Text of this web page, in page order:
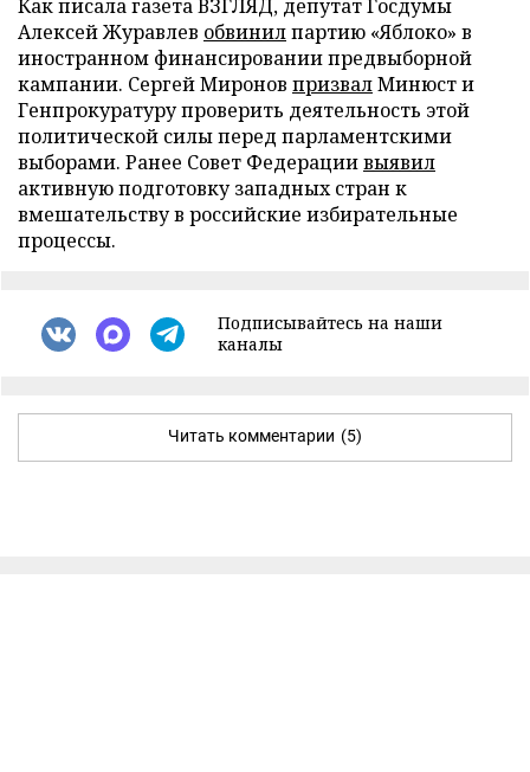
Как писала газета ВЗГЛЯД, депутат Госдумы
Алексей Журавлев обвинилпартию «Яблоко» в
иностранном финансировании предвыборной
кампании. Сергей Миронов призвалМинюст и
Генпрокуратуру проверить деятельность этой
политической силы перед парламентскими
выборами. Ранее Совет Федерациивыявил
активную подготовку западных стран к
вмешательству в российские избирательные
процессы.
Подписывайтесь на наши
каналы
Читать комментарии (5)